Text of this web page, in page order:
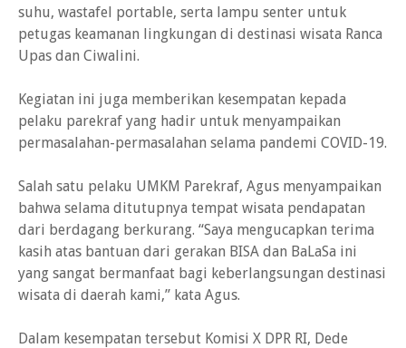
suhu, wastafel portable, serta lampu senter untuk
petugas keamanan lingkungan di destinasi wisata Ranca
Upas dan Ciwalini.
Kegiatan ini juga memberikan kesempatan kepada
pelaku parekraf yang hadir untuk menyampaikan
permasalahan-permasalahan selama pandemi COVID-19.
Salah satu pelaku UMKM Parekraf, Agus menyampaikan
bahwa selama ditutupnya tempat wisata pendapatan
dari berdagang berkurang. “Saya mengucapkan terima
kasih atas bantuan dari gerakan BISA dan BaLaSa ini
yang sangat bermanfaat bagi keberlangsungan destinasi
wisata di daerah kami,” kata Agus.
Dalam kesempatan tersebut Komisi X DPR RI, Dede